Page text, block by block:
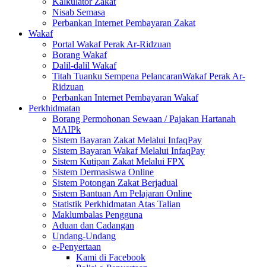
Nisab Semasa
Perbankan Internet Pembayaran Zakat
Wakaf
Portal Wakaf Perak Ar-Ridzuan
Borang Wakaf
Dalil-dalil Wakaf
Titah Tuanku Sempena PelancaranWakaf Perak Ar-
Ridzuan
Perbankan Internet Pembayaran Wakaf
Perkhidmatan
Borang Permohonan Sewaan / Pajakan Hartanah
MAIPk
Sistem Bayaran Zakat Melalui InfaqPay
Sistem Bayaran Wakaf Melalui InfaqPay
Sistem Kutipan Zakat Melalui FPX
Sistem Dermasiswa Online
Sistem Potongan Zakat Berjadual
Sistem Bantuan Am Pelajaran Online
Statistik Perkhidmatan Atas Talian
Maklumbalas Pengguna
Aduan dan Cadangan
Undang-Undang
e-Penyertaan
Kami di Facebook